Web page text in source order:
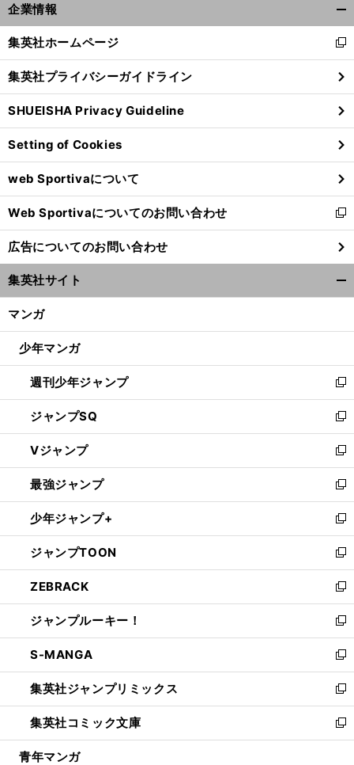
企業情報
閉
る
集英社ホームページ
新
し
い
ウ
ィ
ン
ド
ウ
で
開
く
集英社プライバシーガイドライン
SHUEISHA Privacy Guideline
Setting of Cookies
web Sportivaについて
Web Sportivaについてのお問い合わせ
新
し
い
ウ
ィ
ン
ウ
開
く
広告についてのお問い合わせ
集英社サイト
マンガ
少年マンガ
週刊少年ジャンプ
新
し
い
ウ
ィ
ン
ド
ウ
で
開
く
ジャンプSQ
新
し
い
ウ
ィ
ン
ド
ウ
で
開
く
Vジャンプ
新
し
い
ウ
ィ
ン
ド
ウ
で
開
く
最強ジャンプ
新
し
い
ウ
ィ
ン
ド
ウ
で
開
く
少年ジャンプ+
新
し
い
ウ
ィ
ン
ド
ウ
で
開
く
ジャンプTOON
新
し
い
ウ
ィ
ン
ド
ウ
で
開
く
ZEBRACK
新
し
い
ウ
ィ
ン
ド
ウ
で
開
ジャンプルーキー！
新
し
い
ウ
ィ
ン
ド
ウ
S-MANGA
新
し
い
ウ
ィ
ン
集英社ジャンプリミックス
新
し
い
ウ
集英社コミック文庫
新
し
青年マンガ